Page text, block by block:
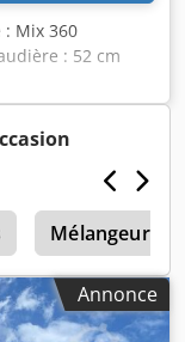
: Mix 360
: 52 cm
Mélangeur
Annonce